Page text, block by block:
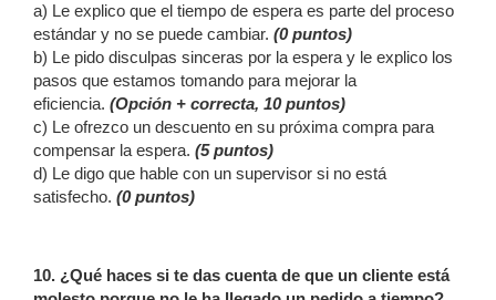
a) Le explico que el tiempo de espera es parte del proceso
estándar y no se puede cambiar. (0 puntos)
b) Le pido disculpas sinceras por la espera y le explico los
pasos que estamos tomando para mejorar la
eficiencia. (Opción + correcta, 10 puntos)
c) Le ofrezco un descuento en su próxima compra para
compensar la espera. (5 puntos)
d) Le digo que hable con un supervisor si no está
satisfecho. (0 puntos)
10. ¿Qué haces si te das cuenta de que un cliente está